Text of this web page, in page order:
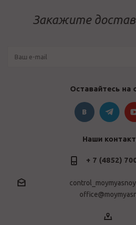
Закажите
Оставайтесь на
Наши
+ 7 (4852)